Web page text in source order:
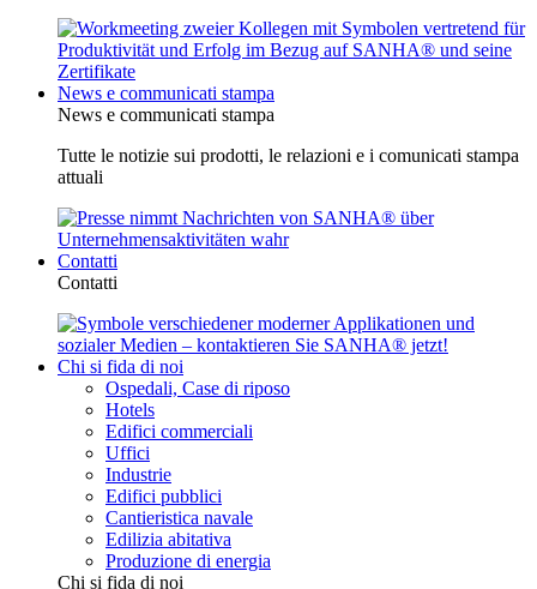
News e communicati stampa
News e communicati stampa
Tutte le notizie sui prodotti, le relazioni e i comunicati stampa
attuali
Contatti
Contatti
Chi si fida di noi
Ospedali, Case di riposo
Hotels
Edifici commerciali
Uffici
Industrie
Edifici pubblici
Cantieristica navale
Edilizia abitativa
Produzione di energia
Chi si fida di noi